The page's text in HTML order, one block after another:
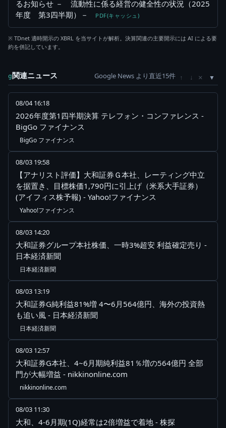
るお知らせ － 流動性に係る経営の健全性の状況（2025
年度 第3四半期）－
PDF(キャッシュ)
※ TDnet 適時開示の XBRL を当サイトが解析。決算関連の主要開示には AI による要
約を併記しています。
g関連ニュース Google News より直近15件 ↑ ↓ ×
08/04 16:18
2026年度第1四半期決算 テレフォン・コンファレンス -
BigGo ファイナンス
BigGo ファイナンス
08/03 19:58
【アナリスト評価】大和証券Ｇ本社、レーティング中立
を据置き、目標株価1,790円に引上げ（米系大手証券）
(アイフィス株予報) - Yahoo!ファイナンス
Yahoo!ファイナンス
08/03 14:20
大和証券グループ本社株価、一時3%超安 利益確定売り -
日本経済新聞
日本経済新聞
08/03 13:19
大和証券G純利益81%増 4〜6月564億円、海外の投資熱
も追い風 - 日本経済新聞
日本経済新聞
08/03 12:57
大和証券G本社、4~6月期純利益81％増の564億円 全部
門が大幅増益 - nikkinonline.com
nikkinonline.com
08/03 11:30
大和、4-6月期(1Q)経常は2倍増益で着地 - 株探